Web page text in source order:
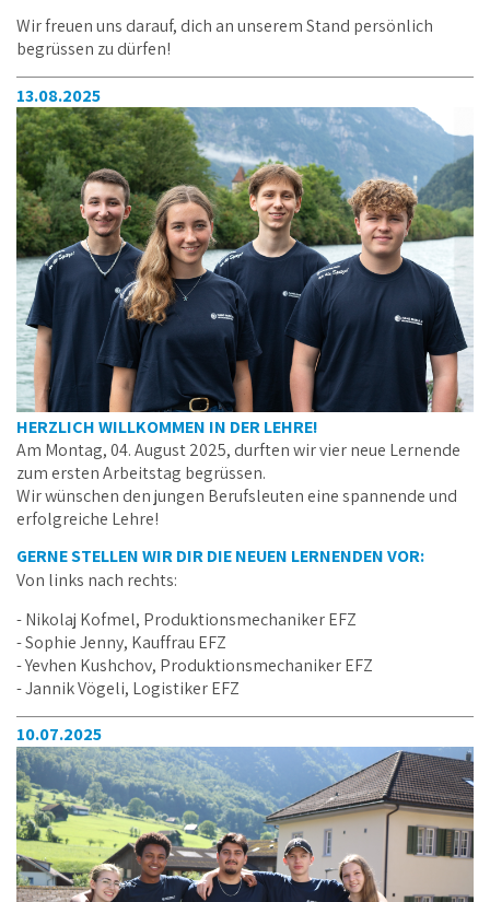
Messe für die breite Öffentlichkeit
begrüssen zu dürfen!
13.08.2025
HERZLICH WILLKOMMEN IN DER LEHRE!
Am Montag, 04. August 2025, durften wir vier neue Lernende
zum ersten Arbeitstag begrüssen.
erfolgreiche Lehre!
Von links nach rechts:
- Nikolaj Kofmel, Produktionsmechaniker EFZ
- Sophie Jenny, Kauffrau EFZ
- Jannik Vögeli, Logistiker EFZ
10.07.2025